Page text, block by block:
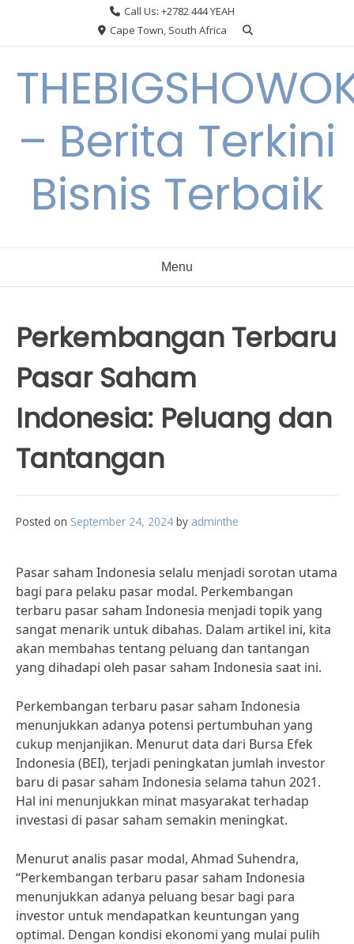
Call Us: +2782 444 YEAH
Cape Town, South Africa
– Berita Terkini
Bisnis Terbaik
Menu
Perkembangan Terbaru
Pasar Saham
Indonesia: Peluang dan
Tantangan
Posted on September 24, 2024 by adminthe
Pasar saham Indonesia selalu menjadi sorotan utama
bagi para pelaku pasar modal. Perkembangan
terbaru pasar saham Indonesia menjadi topik yang
sangat menarik untuk dibahas. Dalam artikel ini, kita
akan membahas tentang peluang dan tantangan
yang dihadapi oleh pasar saham Indonesia saat ini.
Perkembangan terbaru pasar saham Indonesia
menunjukkan adanya potensi pertumbuhan yang
cukup menjanjikan. Menurut data dari Bursa Efek
Indonesia (BEI), terjadi peningkatan jumlah investor
baru di pasar saham Indonesia selama tahun 2021.
Hal ini menunjukkan minat masyarakat terhadap
investasi di pasar saham semakin meningkat.
Menurut analis pasar modal, Ahmad Suhendra,
“Perkembangan terbaru pasar saham Indonesia
menunjukkan adanya peluang besar bagi para
investor untuk mendapatkan keuntungan yang
optimal. Dengan kondisi ekonomi yang mulai pulih